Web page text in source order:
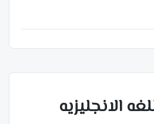
الانجليزيه